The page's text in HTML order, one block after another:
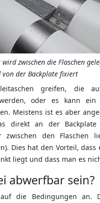
wird zwischen die Flaschen
von der Backplate fixiert
greifen, die
oder es kann ein
Meistens ist es aber
direkt an der
zwischen den Flaschen
Dies hat den Vorteil,
liegt und dass man es
abwerfbar sein?
die Bedingungen an.